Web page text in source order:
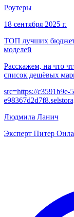
Роутеры
18 сентября 2025 г.
ТОП лучших
моделей
Расскажем, на что
список дешёвых
src=https://c3591b9e-
Людмила Ланич
Эксперт Питер